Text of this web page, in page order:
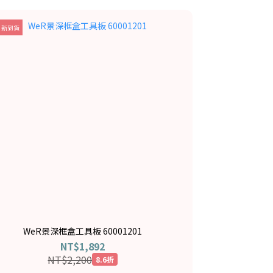
新到貨
WeR景深框盒工具板 60001201
NT$1,892
NT$2,200 8.6折